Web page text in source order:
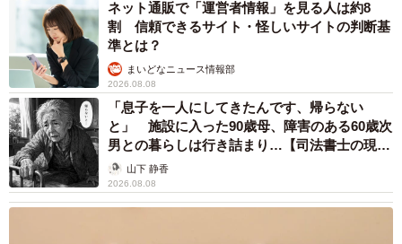
ネット通販で「運営者情報」を見る人は約8
割 信頼できるサイト・怪しいサイトの判断基
準とは？
まいどなニュース情報部
2026.08.08
「息子を一人にしてきたんです、帰らない
と」 施設に入った90歳母、障害のある60歳次
男との暮らしは行き詰まり…【司法書士の現場
から】山下 静香
2026.08.08